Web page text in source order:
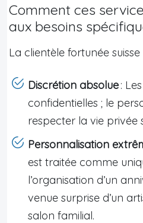
Comment ces
aux besoins
La clientèle fortunée
Discrétion absolue:
confidentielles ; le
respecter la vie privée
Personnalisation
est traitée comme
l’organisation d’un
venue surprise d’un
salon familial.